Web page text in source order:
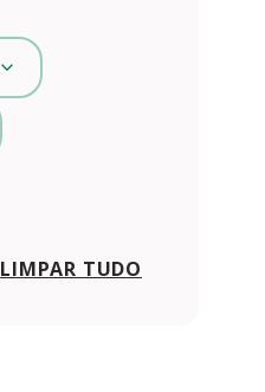
LIMPAR TUDO